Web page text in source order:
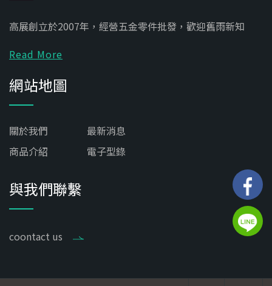
高展創立於2007年，經營五金零件批發，歡迎舊雨新知
Read More
網站地圖
關於我們
最新消息
商品介紹
電子型錄
與我們聯繫
coontact us